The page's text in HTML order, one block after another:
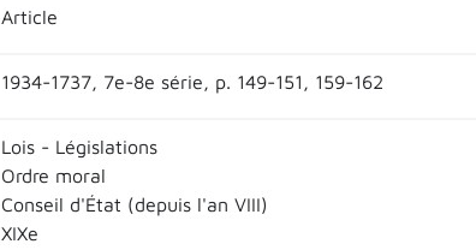
Article
1934-1737, 7e-8e série, p. 149-151, 159-162
Lois - Législations
Ordre moral
Conseil d'État (depuis l'an VIII)
XIXe